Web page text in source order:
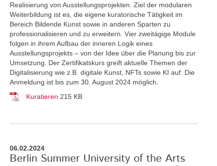
Realisierung von Ausstellungsprojekten. Ziel der modularen
Weiterbildung ist es, die eigene kuratorische Tätigkeit im
Bereich Bildende Kunst sowie in anderen Sparten zu
professionalisieren und zu erweitern. Vier zweitägige Module
folgen in ihrem Aufbau der inneren Logik eines
Ausstellungsprojekts – von der Idee über die Planung bis zur
Umsetzung. Der Zertifikatskurs greift aktuelle Themen der
Digitalisierung wie z.B. digitale Kunst, NFTs sowie KI auf. Die
Anmeldung ist bis zum 30. August 2024 möglich.
Kuratieren 215 KB
06.02.2024
Berlin Summer University of the Arts